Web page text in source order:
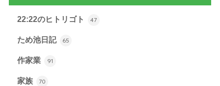
22:22のヒトリゴト 47
ため池日記 65
作家業 91
家族 70